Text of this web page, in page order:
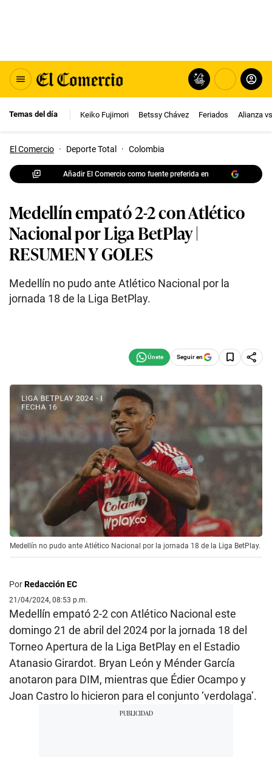
Temas del día Keiko Fujimori Betssy Chávez Feriados Alianza
El Comercio · Deporte Total · Colombia
Añadir El Comercio como fuente preferida en
Medellín empató 2-2 con Atlético
Nacional por Liga BetPlay |
RESUMEN Y GOLES
Medellín no pudo ante Atlético Nacional por la
jornada 18 de la Liga BetPlay.
Seguir en
Medellín no pudo ante Atlético Nacional por la jornada 18 de la Liga BetPlay.
PorRedacción EC
21/04/2024, 08:53 p.m.
Medellín empató 2-2 con Atlético Nacional este
domingo 21 de abril del 2024 por la jornada 18 del
Torneo Apertura de la Liga BetPlay en el Estadio
Atanasio Girardot. Bryan León y Ménder García
anotaron para DIM, mientras que Édier Ocampo y
Joan Castro lo hicieron para el conjunto ‘verdolaga’.